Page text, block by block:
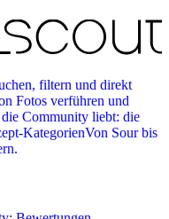
filtern und direkt
Fotos verführen und
die Community liebt: die
KategorienVon Sour bis